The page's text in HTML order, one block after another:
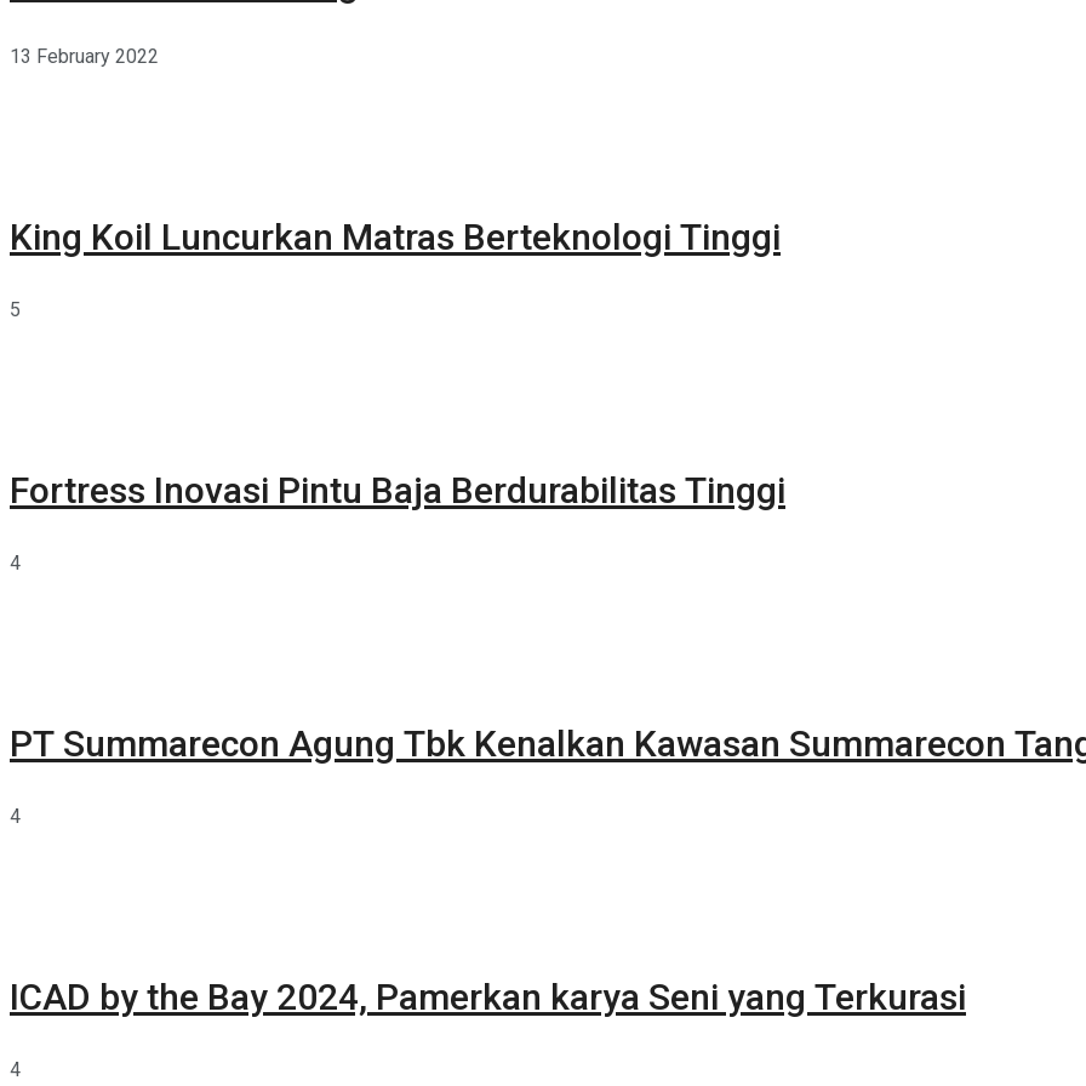
13 February 2022
King Koil Luncurkan Matras Berteknologi Tinggi
5
Fortress Inovasi Pintu Baja Berdurabilitas Tinggi
4
PT Summarecon Agung Tbk Kenalkan Kawasan Summarecon
4
ICAD by the Bay 2024, Pamerkan karya Seni yang Terkurasi
4